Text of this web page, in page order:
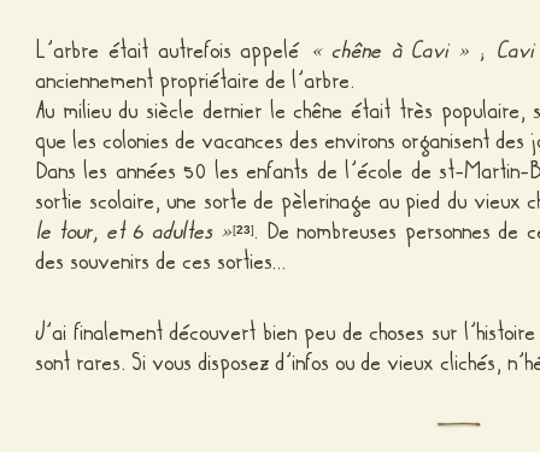
L’arbre était autrefois appelé « chêne à Cavi » ; Cavi
anciennement propriétaire de l’arbre.
Au milieu du siècle dernier le chêne était très
que les colonies de vacances des environs organisent des
Dans les années 50 les enfants de l’école de st-
sortie scolaire, une sorte de pèlerinage au pied du vieux
le tour, et 6 adultes »[23]. De nombreuses personnes
des souvenirs de ces sorties…
J’ai finalement découvert bien peu de choses sur
sont rares. Si vous disposez d’infos ou de vieux clichés,